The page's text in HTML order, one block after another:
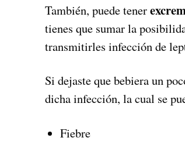
También, puede tener
tienes que sumar la
transmitirles infección de
Si dejaste que bebiera un
dicha infección, la cual se
Fiebre